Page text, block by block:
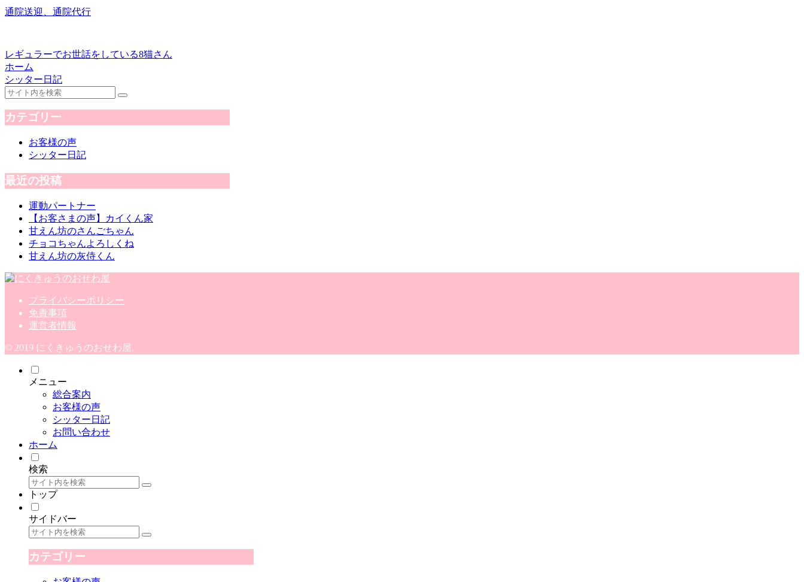
通院送迎、通院代行
レギュラーでお世話をしている8猫さん
ホーム
シッター日記
カテゴリー
お客様の声
シッター日記
最近の投稿
運動パートナー
【お客さまの声】カイくん家
甘えん坊のさんごちゃん
チョコちゃんよろしくね
甘えん坊の灰侍くん
プライバシーポリシー
免責事項
運営者情報
© 2019 にくきゅうのおせわ屋.
メニュー
総合案内
お客様の声
シッター日記
お問い合わせ
ホーム
検索
トップ
サイドバー
カテゴリー